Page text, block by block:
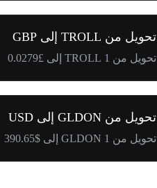
تحويل من TROLL إلى GBP
تحويل من 1 TROLL إلى £0.0279
تحويل من GLDON إلى USD
تحويل من 1 GLDON إلى $390.65